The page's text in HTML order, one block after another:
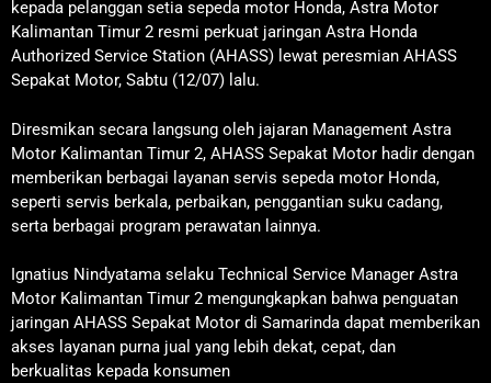
kepada pelanggan setia sepeda motor Honda, Astra Motor
Kalimantan Timur 2 resmi perkuat jaringan Astra Honda
Authorized Service Station (AHASS) lewat peresmian AHASS
Sepakat Motor, Sabtu (12/07) lalu.
Diresmikan secara langsung oleh jajaran Management Astra
Motor Kalimantan Timur 2, AHASS Sepakat Motor hadir dengan
memberikan berbagai layanan servis sepeda motor Honda,
seperti servis berkala, perbaikan, penggantian suku cadang,
serta berbagai program perawatan lainnya.
Ignatius Nindyatama selaku Technical Service Manager Astra
Motor Kalimantan Timur 2 mengungkapkan bahwa penguatan
jaringan AHASS Sepakat Motor di Samarinda dapat memberikan
akses layanan purna jual yang lebih dekat, cepat, dan
berkualitas kepada konsumen